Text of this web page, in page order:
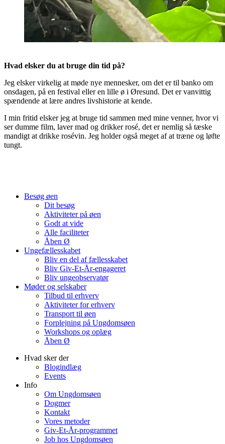
Hvad elsker du at bruge din tid på?
Jeg elsker virkelig at møde nye mennesker, om det er til banko om
onsdagen, på en festival eller en lille ø i Øresund. Det er vanvittig
spændende at lære andres livshistorie at kende.
I min fritid elsker jeg at bruge tid sammen med mine venner, hvor vi
ser dumme film, laver mad og drikker rosé, det er nemlig så tæske
mandigt at drikke rosévin. Jeg holder også meget af at træne og løfte
tungt.
Besøg øen
Dit besøg
Aktiviteter på øen
Godt at vide
Alle faciliteter
Åben Ø
Ungefællesskabet
Bliv en del af fællesskabet
Bliv Giv-Et-År-engageret
Bliv ungeobservatør
Møder og selskaber
Tilbud til erhverv
Aktiviteter for erhverv
Transport til øen
Forplejning på Ungdomsøen
Workshops og oplæg
Åben Ø
Hvad sker der
Blogindlæg
Events
Info
Om Ungdomsøen
Dogmer
Kontakt
Vores metoder
Giv-Et-År-programmet
Job hos Ungdomsøen